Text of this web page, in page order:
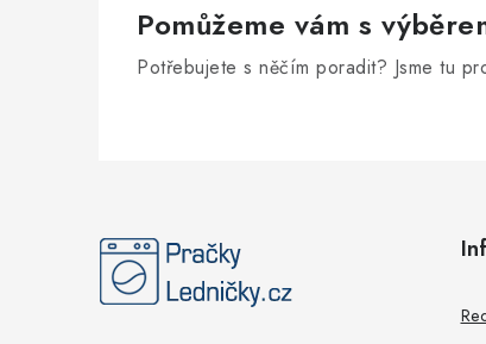
Pomůžeme vám s
Potřebujete s něčím poradit? Jsme tu